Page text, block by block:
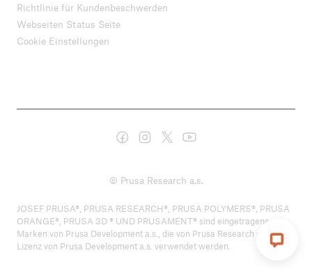
Richtlinie für Kundenbeschwerden
Webseiten Status Seite
Cookie Einstellungen
© Prusa Research a.s.
JOSEF PRUSA®, PRUSA RESEARCH®, PRUSA POLYMERS®, PRUSA
ORANGE®, PRUSA 3D ® UND PRUSAMENT® sind eingetragene
Marken von Prusa Development a.s., die von Prusa Research a.s. unter
Lizenz von Prusa Development a.s. verwendet werden.